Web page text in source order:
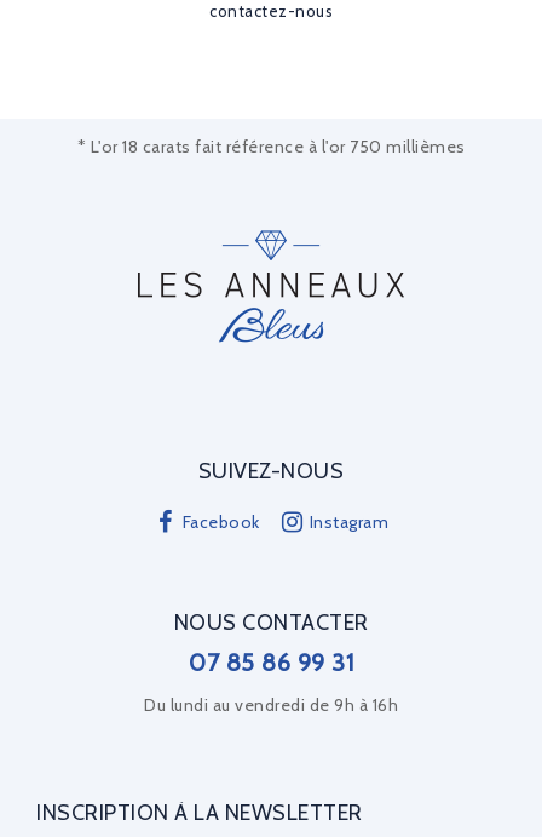
contactez-nous
* L'or 18 carats fait référence à l'or 750 millièmes
SUIVEZ-NOUS
Facebook Instagram
NOUS CONTACTER
07 85 86 99 31
Du lundi au vendredi de 9h à 16h
INSCRIPTION À LA NEWSLETTER